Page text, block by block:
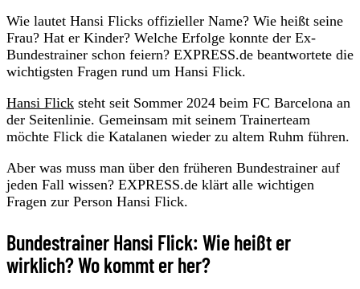
Wie lautet Hansi Flicks offizieller Name? Wie heißt seine
Frau? Hat er Kinder? Welche Erfolge konnte der Ex-
Bundestrainer schon feiern? EXPRESS.de beantwortete die
wichtigsten Fragen rund um Hansi Flick.
Hansi Flick steht seit Sommer 2024 beim FC Barcelona an
der Seitenlinie. Gemeinsam mit seinem Trainerteam
möchte Flick die Katalanen wieder zu altem Ruhm führen.
Aber was muss man über den früheren Bundestrainer auf
jeden Fall wissen? EXPRESS.de klärt alle wichtigen
Fragen zur Person Hansi Flick.
Bundestrainer Hansi Flick: Wie heißt er
wirklich? Wo kommt er her?